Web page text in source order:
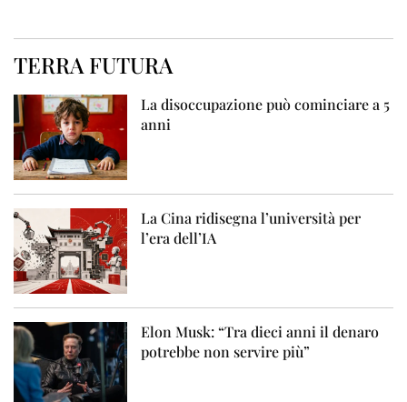
TERRA FUTURA
La disoccupazione può cominciare a 5
anni
La Cina ridisegna l’università per
l’era dell’IA
Elon Musk: “Tra dieci anni il denaro
potrebbe non servire più”